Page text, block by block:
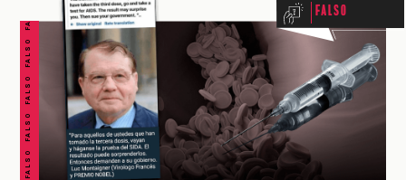
FALSO FALSO FALSO FALSO FALSO FALSO FALSO Falso